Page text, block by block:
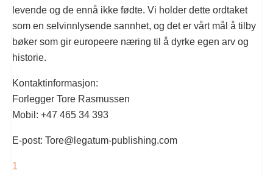
levende og de ennå ikke fødte. Vi holder dette ordtaket
som en selvinnlysende sannhet, og det er vårt mål å tilby
bøker som gir europeere næring til å dyrke egen arv og
historie.
Kontaktinformasjon:
Forlegger Tore Rasmussen
Mobil: +47 465 34 393
E-post: Tore@legatum-publishing.com
1